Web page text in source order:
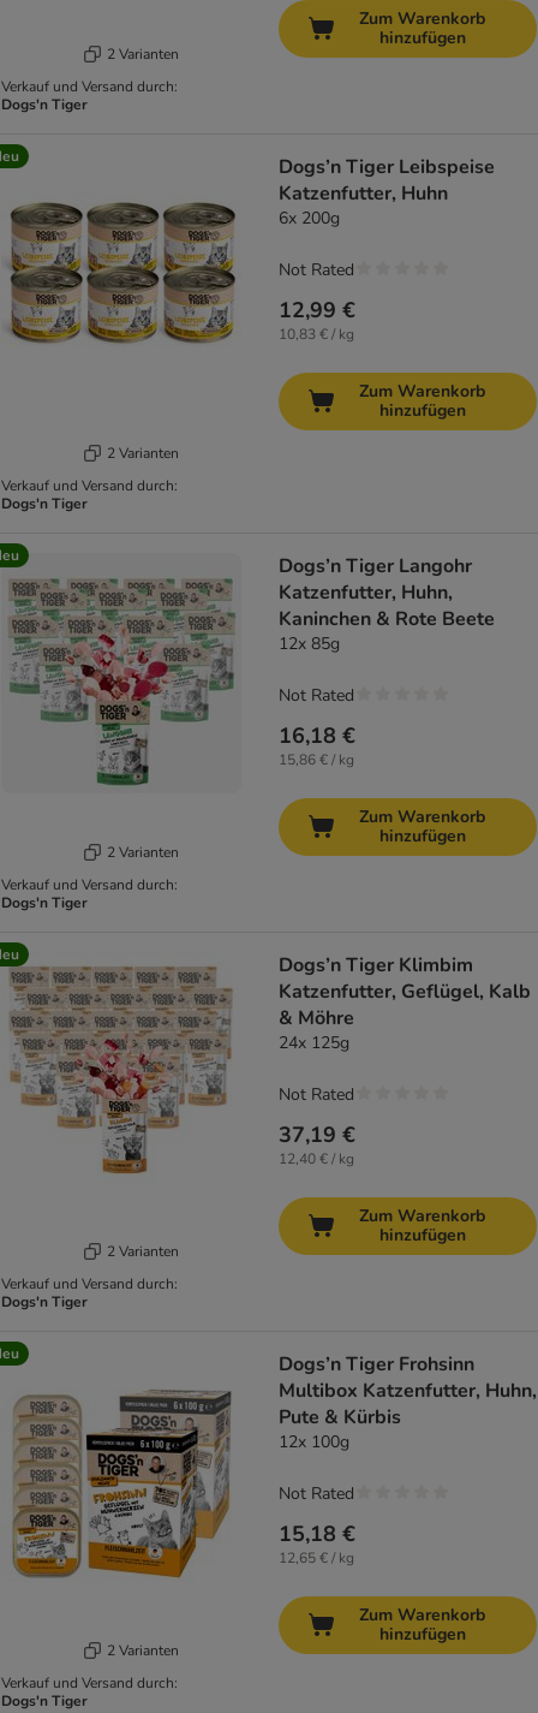
2 Varianten
Verkauf und Versand durch:
Dogs'n Tiger
Zum Warenkorb
hinzufügen
2 Varianten
Verkauf und Versand durch:
Dogs'n Tiger
Dogs’n Tiger Leibspeise
Katzenfutter, Huhn
6x 200g
12,99 €
10,83 € / kg
Not Rated
Zum Warenkorb
hinzufügen
2 Varianten
Verkauf und Versand durch:
Dogs'n Tiger
Dogs’n Tiger Langohr
Katzenfutter, Huhn,
Kaninchen & Rote Beete
12x 85g
16,18 €
15,86 € / kg
Not Rated
Zum Warenkorb
hinzufügen
2 Varianten
Verkauf und Versand durch:
Dogs'n Tiger
Dogs’n Tiger Klimbim
Katzenfutter, Geflügel, Kalb
& Möhre
24x 125g
37,19 €
12,40 € / kg
Not Rated
Zum Warenkorb
hinzufügen
2 Varianten
Verkauf und Versand durch:
Dogs'n Tiger
Dogs’n Tiger Frohsinn
Multibox Katzenfutter, Huhn,
Pute & Kürbis
12x 100g
15,18 €
12,65 € / kg
Not Rated
Zum Warenkorb
hinzufügen